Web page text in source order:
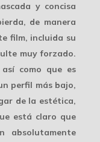
y concisa
de manera
film, incluida su
muy forzado.
como que es
perfil más bajo,
de la estética,
está claro que
absolutamente